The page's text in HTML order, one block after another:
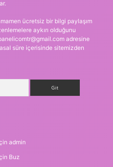
ücretsiz bir bilgi paylaşım
aykırı olduğunu
adresine
süre içerisinde sitemizden
admin
Buz